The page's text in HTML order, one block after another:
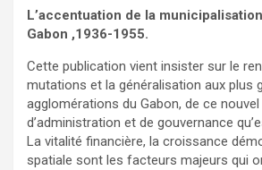
L’accentuation de la
Gabon ,1936-1955.
Cette publication vient insister sur le
mutations et la généralisation aux plus
agglomérations du Gabon, de ce
d’administration et de gouvernance
La vitalité financière, la croissance
spatiale sont les facteurs majeurs qui